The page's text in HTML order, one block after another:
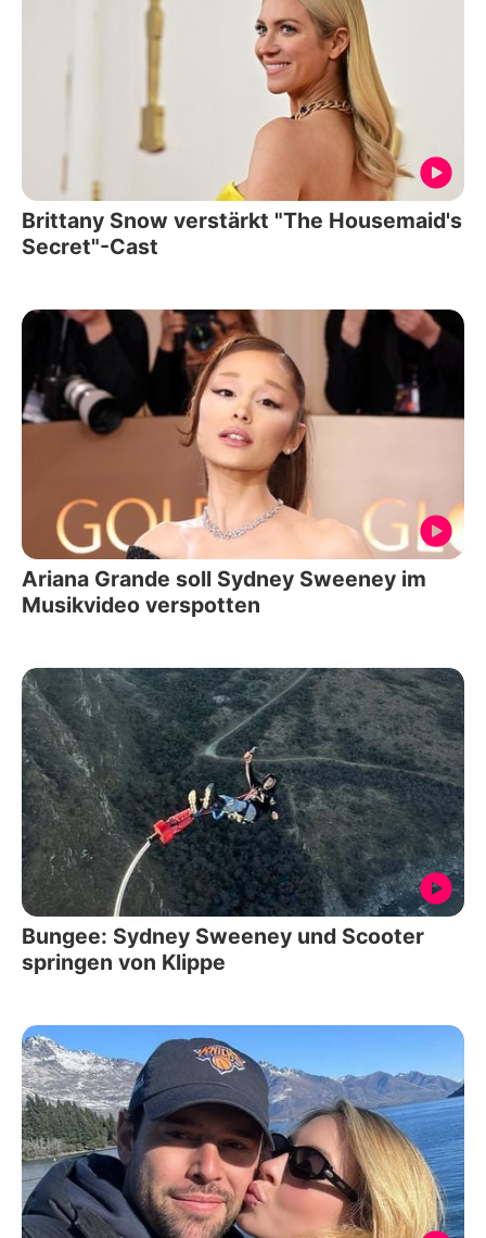
Brittany Snow verstärkt "The Housemaid's
Secret"-Cast
Ariana Grande soll Sydney Sweeney im
Musikvideo verspotten
Bungee: Sydney Sweeney und Scooter
springen von Klippe